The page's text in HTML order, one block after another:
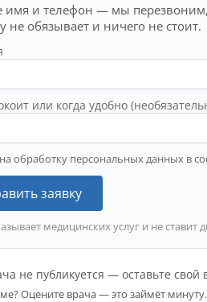
имя и телефон — мы
не обязывает и ничего не стоит.
или когда удобно
обработку персональных данных в
заявку
медицинских услуг и не ставит
не публикуется — оставьте
Оцените врача — это займёт минуту.